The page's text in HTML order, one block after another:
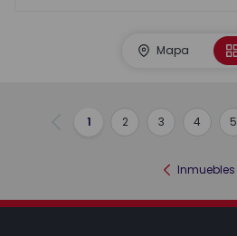
Mapa
Anterior
1 2 3 4 5
Inmuebles